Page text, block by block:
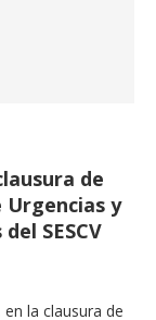
de
Urgencias y
SESCV
la clausura de